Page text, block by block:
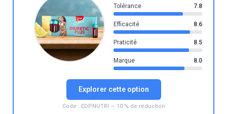
Tolérance 7.8
Efficacité 8.6
Praticité 8.5
Marque 8.0
Explorer cette option
Code : EDPNUTRI — 10 % de réduction